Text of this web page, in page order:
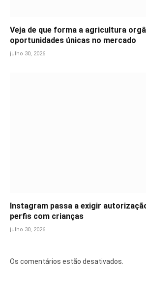
Veja de que forma a agricultura
oportunidades únicas no mercado
julho 30, 2026
Instagram passa a exigir
perfis com crianças
julho 30, 2026
Os comentários estão desativados.